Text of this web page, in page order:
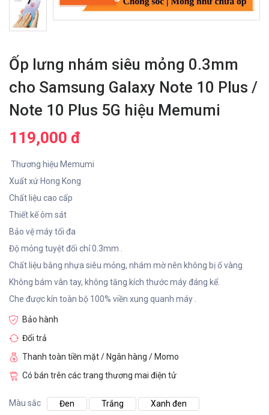
Ốp lưng nhám siêu mỏng 0.3mm
cho Samsung Galaxy Note 10 Plus /
Note 10 Plus 5G hiệu Memumi
119,000 đ
Thương hiệu Memumi
Xuất xứ Hong Kong
Chất liệu cao cấp
Thiết kế ôm sát
Bảo vệ máy tối đa
Độ mỏng tuyệt đối chỉ 0.3mm .
Chất liệu bằng nhựa siêu mỏng, nhám mờ nên không bị ố vàng
Không bám vân tay, không tăng kích thước máy đáng kể.
Che được kín toàn bộ 100% viền xung quanh máy .
Bảo hành
Đổi trả
Thanh toàn tiền mặt / Ngân hàng / Momo
Có bán trên các trang thương mai điện tử
Màu sắc Đen Trắng
Xanh đen